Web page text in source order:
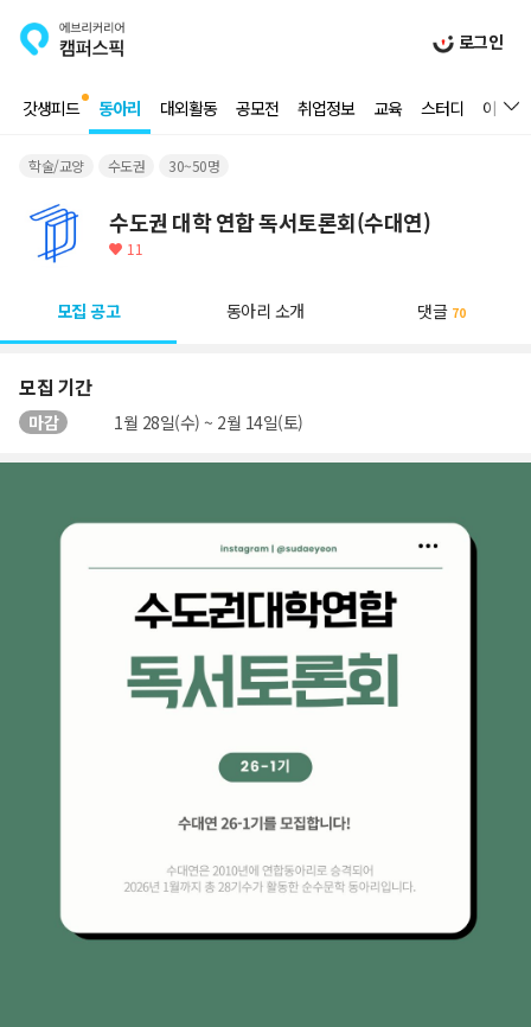
로그인
갓생피드 동아리 대외활동 공모전 취업정보 교육 스터디 이벤트
학술/교양 수도권 30~50명
수도권 대학 연합 독서토론회(수대연)
11
모집 공고 동아리 소개 댓글 70
모집 기간
마감 1월 28일(수) ~ 2월 14일(토)